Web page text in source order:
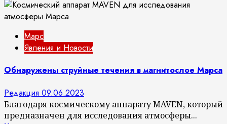
Марс
Явления и Новости
Обнаружены струйные течения в магнитослое Марса
Редакция 09.06.2023
Благодаря космическому аппарату MAVEN, который
предназначен для исследования атмосферы...